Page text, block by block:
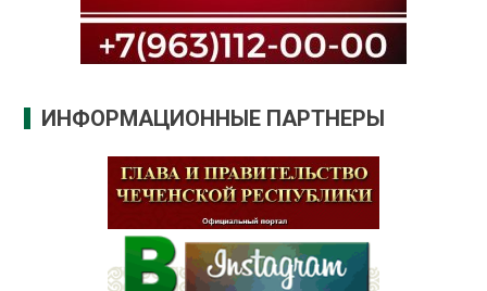
ИНФОРМАЦИОННЫЕ ПАРТНЕРЫ